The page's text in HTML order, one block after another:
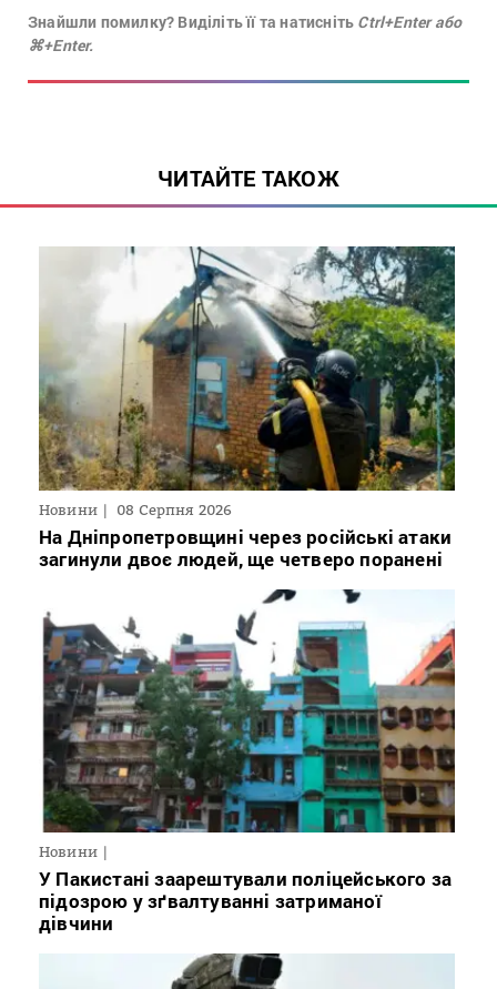
Знайшли помилку? Виділіть її та натисніть Ctrl+Enter або
⌘+Enter.
ЧИТАЙТЕ ТАКОЖ
Новини 08 Серпня 2026
На Дніпропетровщині через російські атаки
загинули двоє людей, ще четверо поранені
Новини
У Пакистані заарештували поліцейського за
підозрою у зґвалтуванні затриманої
дівчини